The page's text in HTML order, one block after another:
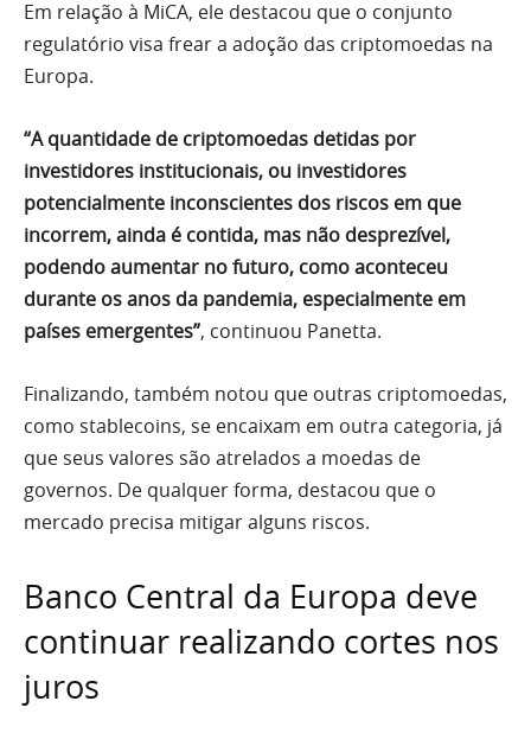
Em relação à MiCA, ele destacou que o conjunto
regulatório visa frear a adoção das criptomoedas na
Europa.
“A quantidade de criptomoedas detidas por
investidores institucionais, ou investidores
potencialmente inconscientes dos riscos em que
incorrem, ainda é contida, mas não desprezível,
podendo aumentar no futuro, como aconteceu
durante os anos da pandemia, especialmente em
países emergentes”, continuou Panetta.
Finalizando, também notou que outras criptomoedas,
como stablecoins, se encaixam em outra categoria, já
que seus valores são atrelados a moedas de
governos. De qualquer forma, destacou que o
mercado precisa mitigar alguns riscos.
Banco Central da Europa deve
continuar realizando cortes nos
juros